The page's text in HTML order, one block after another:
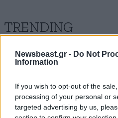
Newsbeast.gr - Do Not
Information
If you wish to opt-out of the
processing of your personal or
targeted advertising by us,
leyterisanemelos
Απαντήστε
TRENDING